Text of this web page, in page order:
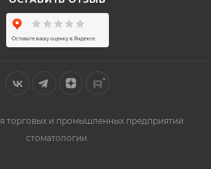
торговых и промышленных предприятий
стоматологии.